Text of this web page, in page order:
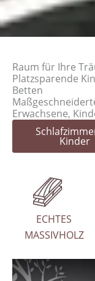
Raum für Ihre
Platzsparende
Betten
Erwachsene,
Kinder
ECHTES
MASSIVHOLZ